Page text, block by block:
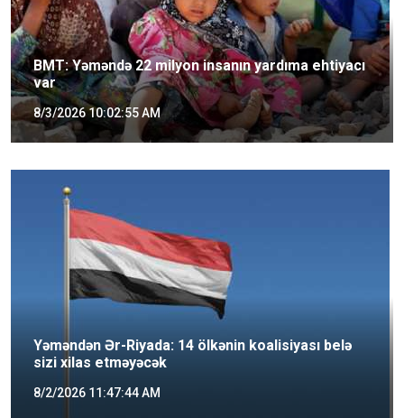
BMT: Yəməndə 22 milyon insanın yardıma ehtiyacı
var
8/3/2026 10:02:55 AM
Yəməndən Ər-Riyada: 14 ölkənin koalisiyası belə
sizi xilas etməyəcək
8/2/2026 11:47:44 AM